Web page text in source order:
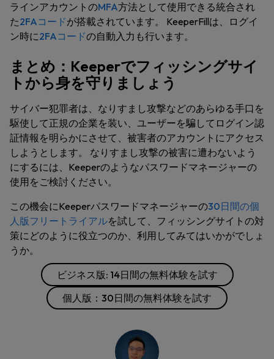
ラインアカウントのMFA方法として使用できる統合され
た2FAコードが搭載されています。 KeeperFillは、ログイ
ン時に2FAコードの自動入力も行います。
まとめ：Keeperでフィッシングサイ
トから身を守りましょう
サイバー犯罪者は、なりすまし攻撃などのあらゆる手口を
駆使して正規の企業を装い、ユーザーを騙してログイン認
証情報を明らかにさせて、被害者のアカウントにアクセス
しようとします。 なりすまし攻撃の被害に遭わないよう
にするには、Keeperのようなパスワードマネージャーの
使用をご検討ください。
この機会にKeeperパスワードマネージャーの30日間の個
人版フリートライアルを試して、フィッシングサイトの対
策にどのように役立つのか、利用してみてはいかがでしょ
うか。
ビジネス版: 14日間の無料体験を試す
個人版：30日間の無料体験を試す